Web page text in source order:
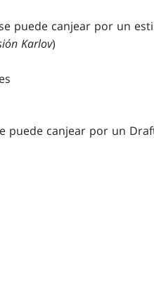
puede canjear por un
Karlov)
puede canjear por un